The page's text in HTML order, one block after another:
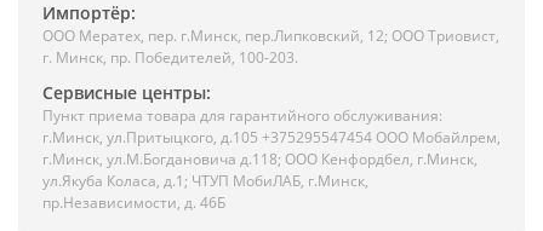
Импортёр:
ООО Мератех, пер. г.Минск, пер.Липковский, 12; ООО Триовист,
г. Минск, пр. Победителей, 100-203.
Сервисные центры:
Пункт приема товара для гарантийного обслуживания:
г.Минск, ул.Притыцкого, д.105 +375295547454 ООО Мобайлрем,
г.Минск, ул.М.Богдановича д.118; ООО Кенфордбел, г.Минск,
ул.Якуба Коласа, д.1; ЧТУП МобиЛАБ, г.Минск,
пр.Независимости, д. 46Б